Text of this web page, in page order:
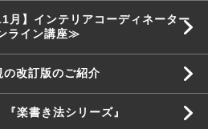
】インテリアコーディネーター
ライン講座≫
改訂版のご紹介
楽書き法シリーズ』